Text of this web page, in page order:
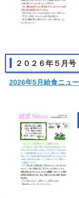
２０２６年５月号
2026年5月給食ニュ